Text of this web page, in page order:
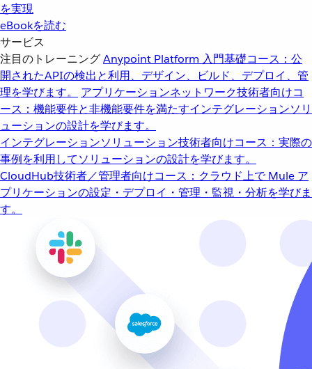
を実現
eBookを読む
サービス
注目のトレーニングAnypoint Platform 入門基礎コース：公
開されたAPIの検出と利用、デザイン、ビルド、デプロイ、管
理を学びます。
アプリケーションネットワーク技術者向けコ
ース：機能要件と非機能要件を満たすインテグレーションソリ
ューションの設計を学びます。
インテグレーションソリューション技術者向けコース：実際の
事例を利用してソリューションの設計を学びます。
CloudHub技術者／管理者向けコース：クラウド上で Mule ア
プリケーションの設定・デプロイ・管理・監視・分析を学びま
す。